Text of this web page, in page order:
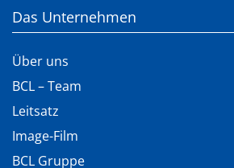
Das Unternehmen
Über uns
BCL – Team
Leitsatz
Image-Film
BCL Gruppe